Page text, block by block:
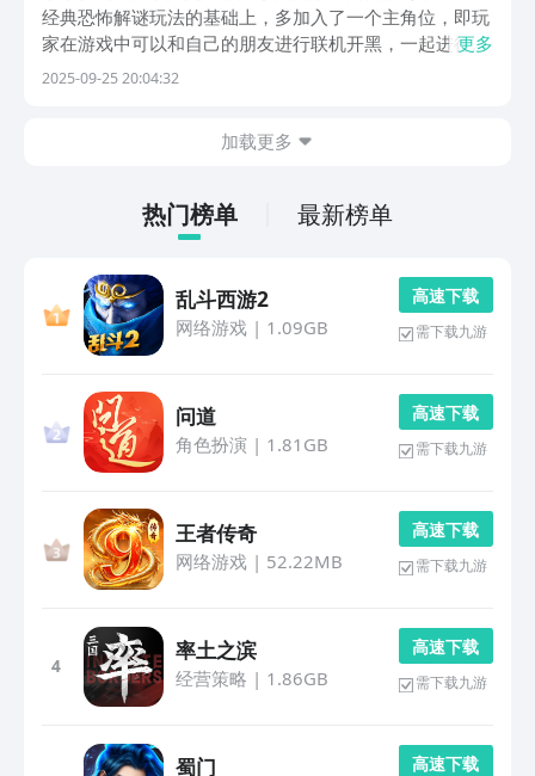
经典恐怖解谜玩法的基础上，多加入了一个主角位，即玩
家在游戏中可以和自己的朋友进行联机开黑，一起进行冒
险之旅了。那么，小小梦魇3发布时间是什么时候？让我
更多
2025-09-25 20:04:32
加载更多
热门榜单 最新榜单
乱斗西游2
网络游戏| 1.09GB
高 速 下 载
需下载九游
问道
角色扮演 | 1.81GB
高 速 下 载
需下载九游
王者传奇
网络游戏| 52.22MB
高 速 下 载
需下载九游
4
率土之滨
经营策略 | 1.86GB
高 速 下 载
需下载九游
蜀门 高 速 下 载